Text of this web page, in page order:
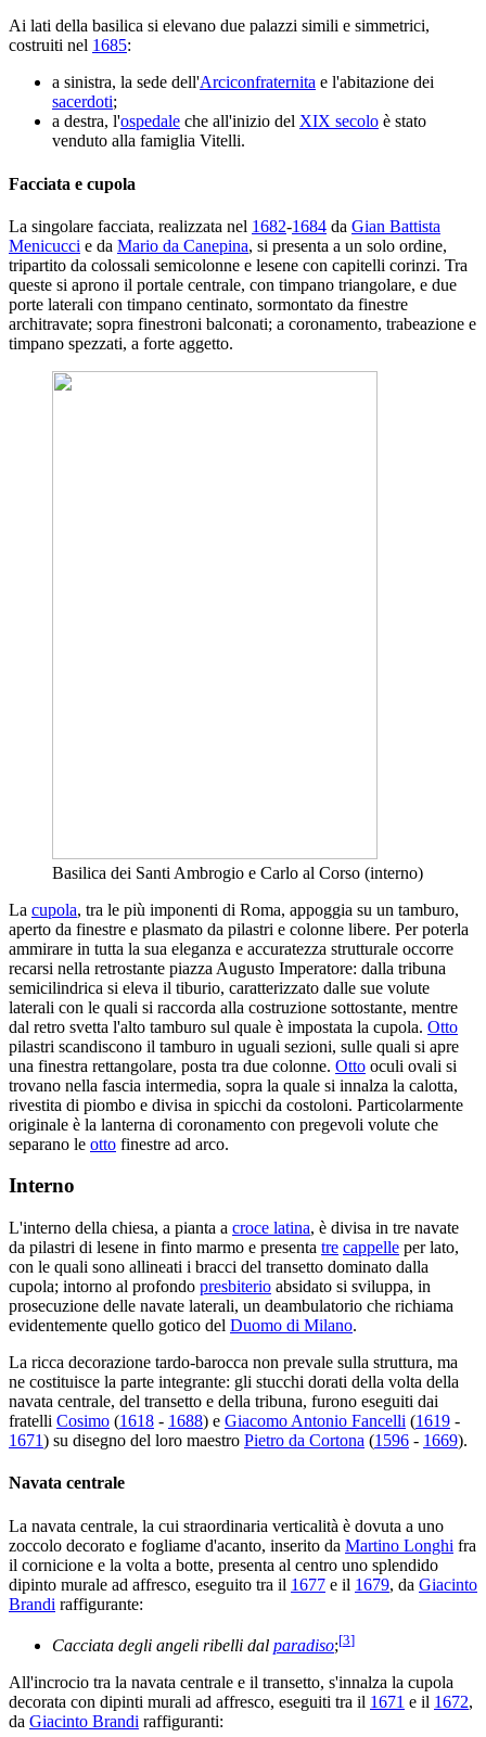
Ai lati della basilica si elevano due palazzi simili e simmetrici,
costruiti nel 1685:
a sinistra, la sede dell'Arciconfraternita e l'abitazione dei
sacerdoti;
a destra, l'ospedale che all'inizio del XIX secolo è stato
venduto alla famiglia Vitelli.
Facciata e cupola
La singolare facciata, realizzata nel 1682-1684 da Gian Battista
Menicucci e da Mario da Canepina, si presenta a un solo ordine,
tripartito da colossali semicolonne e lesene con capitelli corinzi. Tra
queste si aprono il portale centrale, con timpano triangolare, e due
porte laterali con timpano centinato, sormontato da finestre
architravate; sopra finestroni balconati; a coronamento, trabeazione e
timpano spezzati, a forte aggetto.
Basilica dei Santi Ambrogio e Carlo al Corso (interno)
La cupola, tra le più imponenti di Roma, appoggia su un tamburo,
aperto da finestre e plasmato da pilastri e colonne libere. Per poterla
ammirare in tutta la sua eleganza e accuratezza strutturale occorre
recarsi nella retrostante piazza Augusto Imperatore: dalla tribuna
semicilindrica si eleva il tiburio, caratterizzato dalle sue volute
laterali con le quali si raccorda alla costruzione sottostante, mentre
dal retro svetta l'alto tamburo sul quale è impostata la cupola. Otto
pilastri scandiscono il tamburo in uguali sezioni, sulle quali si apre
una finestra rettangolare, posta tra due colonne. Otto oculi ovali si
trovano nella fascia intermedia, sopra la quale si innalza la calotta,
rivestita di piombo e divisa in spicchi da costoloni. Particolarmente
originale è la lanterna di coronamento con pregevoli volute che
separano le otto finestre ad arco.
Interno
L'interno della chiesa, a pianta a croce latina, è divisa in tre navate
da pilastri di lesene in finto marmo e presenta tre cappelle per lato,
con le quali sono allineati i bracci del transetto dominato dalla
cupola; intorno al profondo presbiterio absidato si sviluppa, in
prosecuzione delle navate laterali, un deambulatorio che richiama
evidentemente quello gotico del Duomo di Milano.
La ricca decorazione tardo-barocca non prevale sulla struttura, ma
ne costituisce la parte integrante: gli stucchi dorati della volta della
navata centrale, del transetto e della tribuna, furono eseguiti dai
fratelli Cosimo (1618 - 1688) e Giacomo Antonio Fancelli (1619 -
1671) su disegno del loro maestro Pietro da Cortona (1596 - 1669).
Navata centrale
La navata centrale, la cui straordinaria verticalità è dovuta a uno
zoccolo decorato e fogliame d'acanto, inserito da Martino Longhi fra
il cornicione e la volta a botte, presenta al centro uno splendido
dipinto murale ad affresco, eseguito tra il 1677 e il 1679, da Giacinto
Brandi raffigurante:
Cacciata degli angeli ribelli dal paradiso;[3]
All'incrocio tra la navata centrale e il transetto, s'innalza la cupola
decorata con dipinti murali ad affresco, eseguiti tra il 1671 e il 1672,
da Giacinto Brandi raffiguranti: